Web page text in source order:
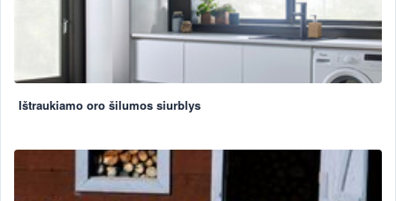
Ištraukiamo oro šilumos siurblys